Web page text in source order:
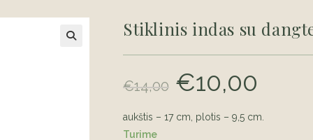
Stiklinis indas su
€14,00
Original
price
was:
€10,00
aukštis – 17 cm, plotis – 9,5 cm.
Turime